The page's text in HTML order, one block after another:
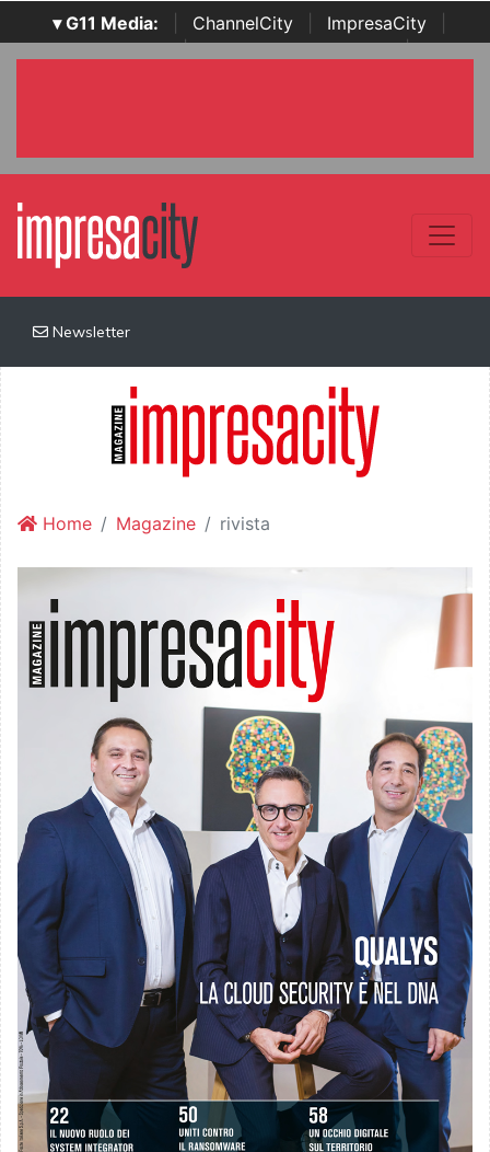
▾ G11 Media: ChannelCity ImpresaCity
SecurityOpenLab | Italian Channel Awards | Italian
Newsletter
Home Magazine rivista